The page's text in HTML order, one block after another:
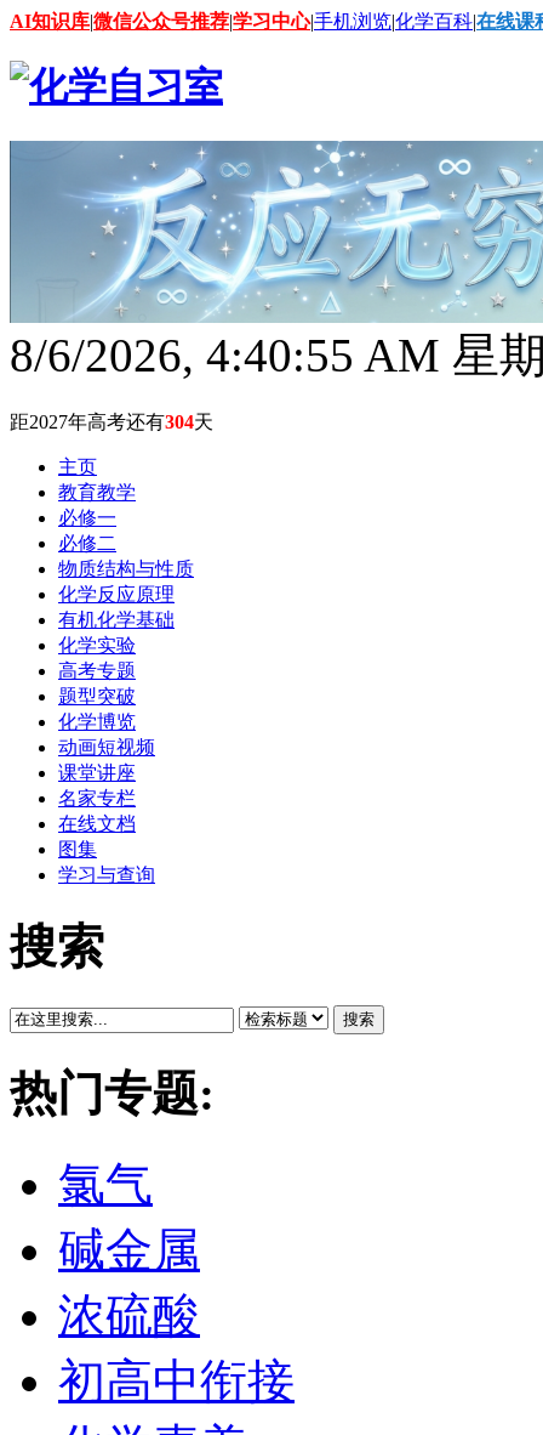
AI知识库|微信公众号推荐|学习中心|手机浏览|化学百科|在线课
8/6/2026, 4:40:57 AM 星
距2027年高考还有304天
主页
教育教学
必修一
必修二
物质结构与性质
化学反应原理
有机化学基础
化学实验
高考专题
题型突破
化学博览
动画短视频
课堂讲座
名家专栏
在线文档
图集
学习与查询
搜索
搜索
热门专题:
氯气
碱金属
浓硫酸
初高中衔接